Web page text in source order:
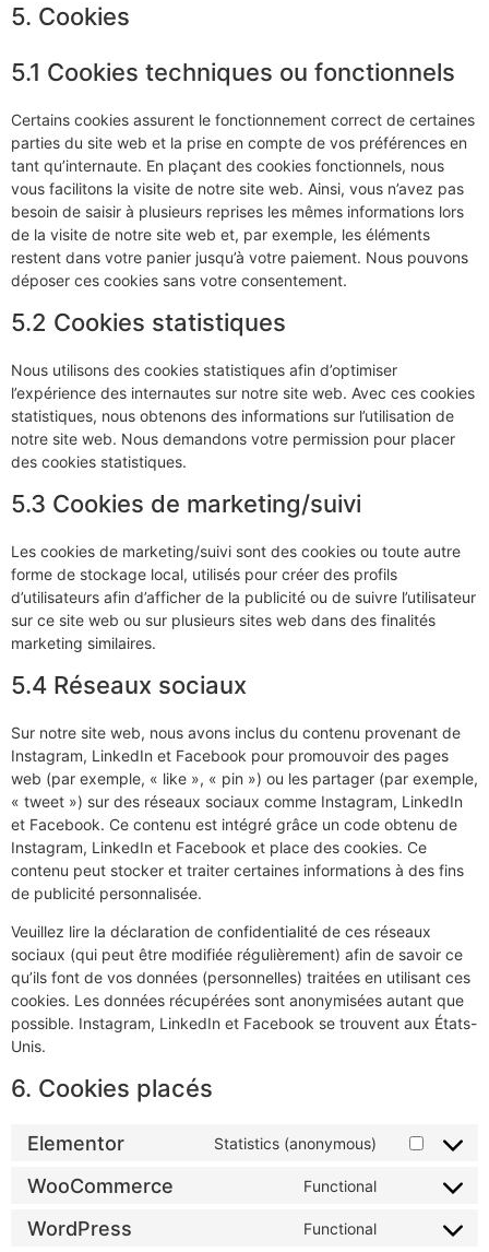
5. Cookies
5.1 Cookies techniques ou fonctionnels
Certains cookies assurent le fonctionnement correct de certaines
parties du site web et la prise en compte de vos préférences en
tant qu’internaute. En plaçant des cookies fonctionnels, nous
vous facilitons la visite de notre site web. Ainsi, vous n’avez pas
besoin de saisir à plusieurs reprises les mêmes informations lors
de la visite de notre site web et, par exemple, les éléments
restent dans votre panier jusqu’à votre paiement. Nous pouvons
déposer ces cookies sans votre consentement.
5.2 Cookies statistiques
Nous utilisons des cookies statistiques afin d’optimiser
l’expérience des internautes sur notre site web. Avec ces cookies
statistiques, nous obtenons des informations sur l’utilisation de
notre site web. Nous demandons votre permission pour placer
des cookies statistiques.
5.3 Cookies de marketing/suivi
Les cookies de marketing/suivi sont des cookies ou toute autre
forme de stockage local, utilisés pour créer des profils
d’utilisateurs afin d’afficher de la publicité ou de suivre l’utilisateur
sur ce site web ou sur plusieurs sites web dans des finalités
marketing similaires.
5.4 Réseaux sociaux
Sur notre site web, nous avons inclus du contenu provenant de
Instagram, LinkedIn et Facebook pour promouvoir des pages
web (par exemple, « like », « pin ») ou les partager (par exemple,
« tweet ») sur des réseaux sociaux comme Instagram, LinkedIn
et Facebook. Ce contenu est intégré grâce un code obtenu de
Instagram, LinkedIn et Facebook et place des cookies. Ce
contenu peut stocker et traiter certaines informations à des fins
de publicité personnalisée.
Veuillez lire la déclaration de confidentialité de ces réseaux
sociaux (qui peut être modifiée régulièrement) afin de savoir ce
qu’ils font de vos données (personnelles) traitées en utilisant ces
cookies. Les données récupérées sont anonymisées autant que
possible. Instagram, LinkedIn et Facebook se trouvent aux États-
Unis.
6. Cookies placés
Elementor Statistics (anonymous)
WooCommerce Functional
WordPress Functional